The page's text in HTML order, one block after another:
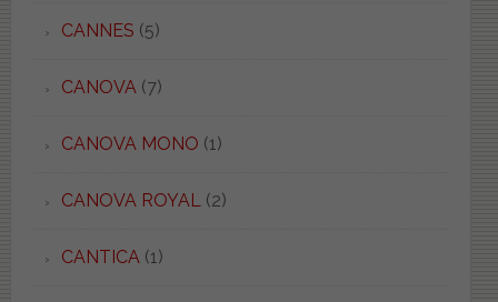
CANNES (5)
CANOVA(7)
CANOVA MONO (1)
CANOVA ROYAL(2)
CANTICA(1)